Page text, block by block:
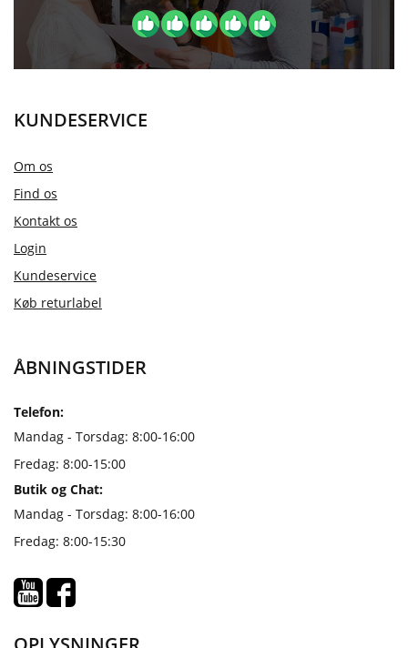
KUNDESERVICE
Om os
Find os
Kontakt os
Login
Kundeservice
Køb returlabel
ÅBNINGSTIDER
Telefon:
Mandag - Torsdag: 8:00-16:00
Fredag: 8:00-15:00
Butik og Chat:
Mandag - Torsdag: 8:00-16:00
Fredag: 8:00-15:30